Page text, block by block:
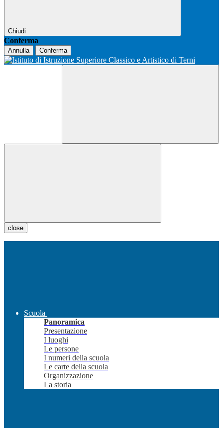
Chiudi
Conferma
Annulla Conferma
close
Scuola
Panoramica
Presentazione
I luoghi
Le persone
I numeri della scuola
Le carte della scuola
Organizzazione
La storia